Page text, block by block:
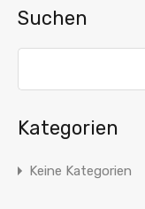
Suchen
Kategorien
Keine Kategorien